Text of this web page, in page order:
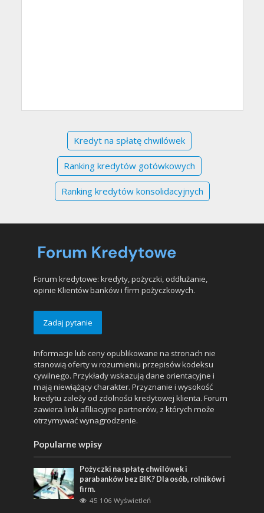
Kredyt na spłatę chwilówek
Ranking kredytów gotówkowych
Ranking kredytów konsolidacyjnych
Forum kredytowe: kredyty, pożyczki, oddłużanie,
opinie Klientów banków i firm pożyczkowych.
Zadaj pytanie
Informacje lub ceny opublikowane na stronach nie
stanowią oferty w rozumieniu przepisów kodeksu
cywilnego. Przykłady wskazują dane orientacyjne i
mają niewiążący charakter. Przyznanie i wysokość
kredytu zależy od zdolności kredytowej klienta. Forum
zawiera linki afiliacyjne partnerów, z których może
otrzymywać wynagrodzenie.
Popularne wpisy
Pożyczki na spłatę chwilówek i
parabanków bez BIK? Dla osób, rolników i
firm.
45 106 Wyświetleń